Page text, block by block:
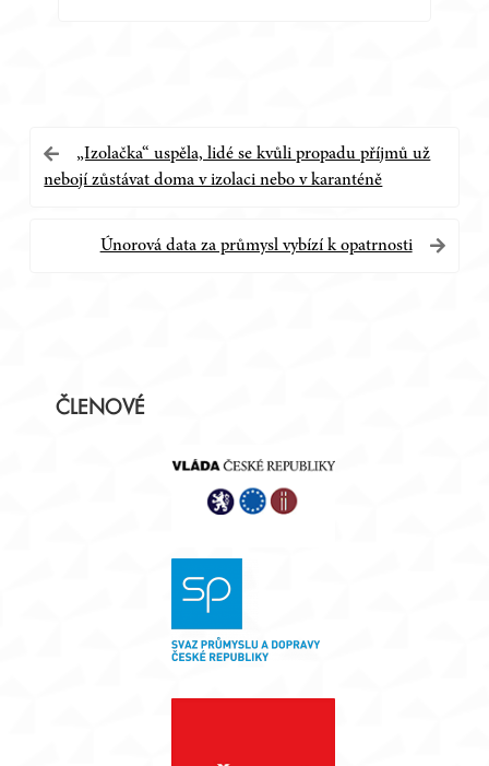
Navigace
příspěvek
„Izolačka“ uspěla, lidé se kvůli propadu příjmů už
nebojí zůstávat doma v izolaci nebo v karanténě
Únorová data za průmysl vybízí k opatrnosti
ČLENOVÉ